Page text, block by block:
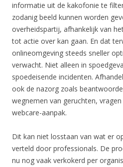
informatie uit de kakofonie te
zodanig beeld kunnen worden
overheidspartij, afhankelijk van
tot actie over kan gaan. En dat
onlineomgeving steeds sneller
verwacht. Niet alleen in
spoedeisende incidenten.
ook de nazorg zoals
wegnemen van geruchten,
webcare-aanpak.
Dit kan niet losstaan van wat er
verteld door professionals. De
nu nog vaak verkokerd per